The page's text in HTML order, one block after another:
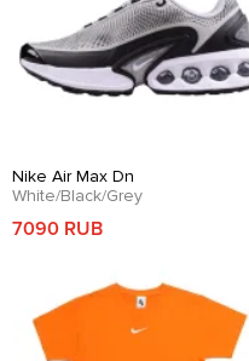
Nike Air Max Dn
White/Black/Grey
7090 RUB